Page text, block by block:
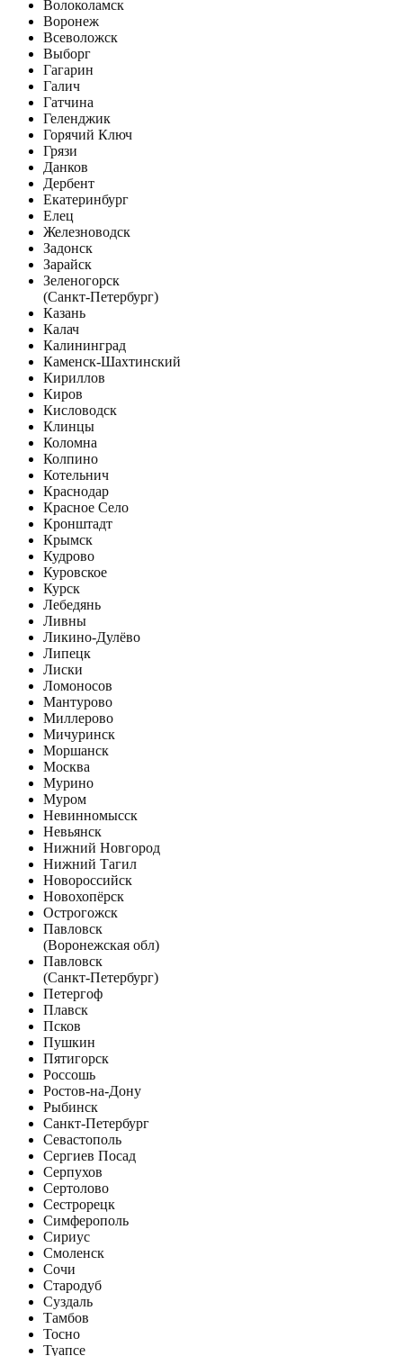
Волоколамск
Воронеж
Всеволожск
Выборг
Гагарин
Галич
Гатчина
Геленджик
Горячий Ключ
Грязи
Данков
Дербент
Екатеринбург
Елец
Железноводск
Задонск
Зарайск
Зеленогорск
(Санкт-Петербург)
Казань
Калач
Калининград
Каменск-Шахтинский
Кириллов
Киров
Кисловодск
Клинцы
Коломна
Колпино
Котельнич
Краснодар
Красное Село
Кронштадт
Крымск
Кудрово
Куровское
Курск
Лебедянь
Ливны
Ликино-Дулёво
Липецк
Лиски
Ломоносов
Мантурово
Миллерово
Мичуринск
Моршанск
Москва
Мурино
Муром
Невинномысск
Невьянск
Нижний Новгород
Нижний Тагил
Новороссийск
Новохопёрск
Острогожск
Павловск
(Воронежская обл)
Павловск
(Санкт-Петербург)
Петергоф
Плавск
Псков
Пушкин
Пятигорск
Россошь
Ростов-на-Дону
Рыбинск
Санкт-Петербург
Севастополь
Сергиев Посад
Серпухов
Сертолово
Сестрорецк
Симферополь
Сириус
Смоленск
Сочи
Стародуб
Суздаль
Тамбов
Тосно
Туапсе